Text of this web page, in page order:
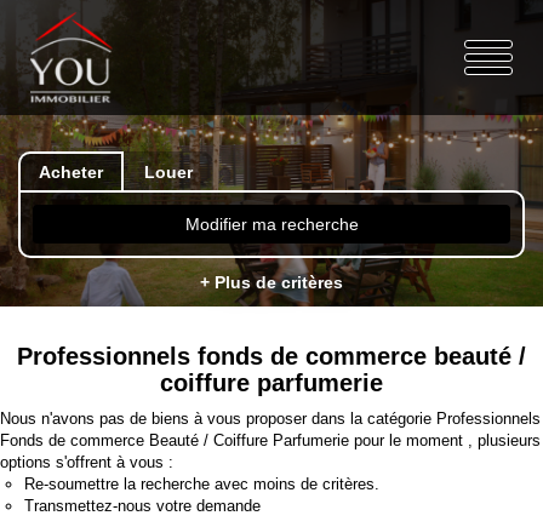
Acheter Louer
Modifier ma recherche
+ Plus de critères
Professionnels fonds de commerce beauté /
coiffure parfumerie
Nous n'avons pas de biens à vous proposer dans la catégorie Professionnels
Fonds de commerce Beauté / Coiffure Parfumerie pour le moment , plusieurs
options s'offrent à vous :
Re-soumettre la recherche avec moins de critères.
Transmettez-nous votre demande